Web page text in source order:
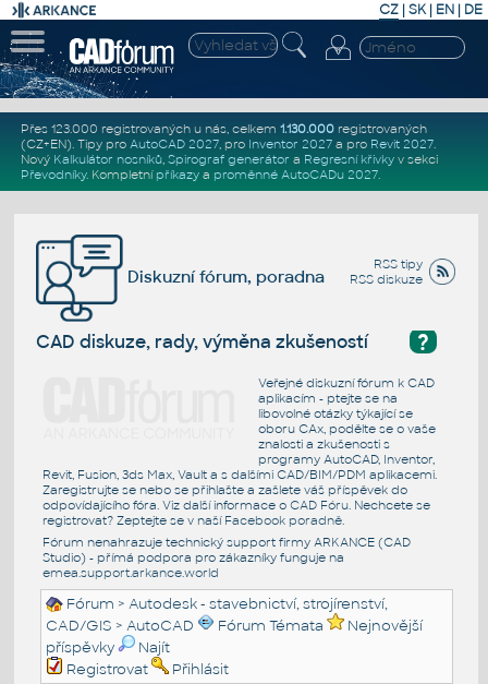
CZ | SK| EN | DE
Přes 123.000 registrovaných u nás, celkem 1.130.000registrovaných
(CZ+EN). Tipy pro AutoCAD 2027, pro Inventor 2027a pro Revit 2027.
Nový Kalkulátor nosníků, Spirograf generátor a Regresní křivkyv sekci
Převodníky. Kompletní příkazya proměnné AutoCADu 2027.
RSS tipy
RSS diskuze
Diskuzní fórum, poradna
?
CAD diskuze, rady, výměna zkušeností
Veřejné diskuzní fórum k CAD
aplikacím - ptejte se na
libovolné otázky týkající se
oboru CAx, podělte se o vaše
znalosti a zkušenosti s
programy AutoCAD, Inventor,
Revit, Fusion, 3ds Max, Vault a s dalšími CAD/BIM/PDM aplikacemi.
Zaregistrujte se nebo se přihlašte a zašlete váš příspěvek do
odpovídajícího fóra. Viz další informace o CAD Fóru. Nechcete se
registrovat? Zeptejte se v naší Facebook poradně.
Fórum nenahrazuje technický support firmy ARKANCE (CAD
Studio) - přímá podpora pro zákazníky funguje na
emea.support.arkance.world
Fórum >Autodesk - stavebnictví, strojírenství,
CAD/GIS >AutoCAD Fórum Témata
Nejnovější
příspěvky
Najít
Registrovat
Přihlásit